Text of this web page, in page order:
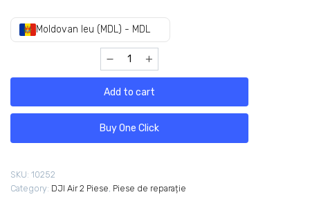
Moldovan leu (MDL) - MDL
Add to cart
Buy One Click
SKU: 10252
Category: DJI Air 2 Piese Piese de reparație